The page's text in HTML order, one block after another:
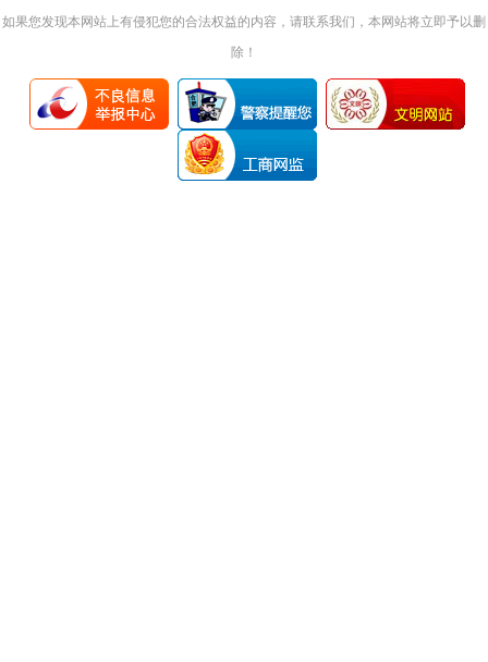
如果您发现本网站上有侵犯您的合法权益的内容，请联系我们，本网站将立即予以删
除！